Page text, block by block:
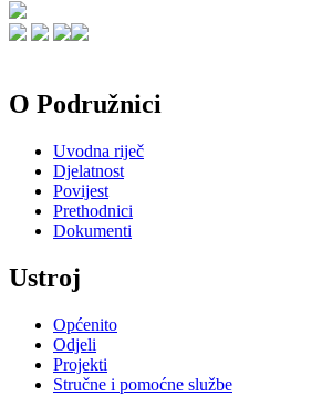
O Podružnici
Uvodna riječ
Djelatnost
Povijest
Prethodnici
Dokumenti
Ustroj
Općenito
Odjeli
Projekti
Stručne i pomoćne službe